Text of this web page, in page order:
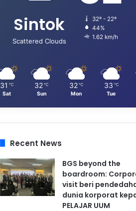
Sintok
Scattered Clouds
32º - 22º
44%
1.62 km/h
31 ℃
Sat
32 ℃
Sun
32 ℃
Mon
33 ℃
Tue
Recent News
BGS beyond the
boardroom:
visit beri
dunia korporat
PELAJAR UUM